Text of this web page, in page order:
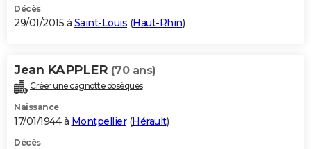
Décès
29/01/2015 à Saint-Louis (Haut-Rhin)
Jean KAPPLER (70 ans)
Créer une cagnotte obsèques
Naissance
17/01/1944 à Montpellier(Hérault)
Décès